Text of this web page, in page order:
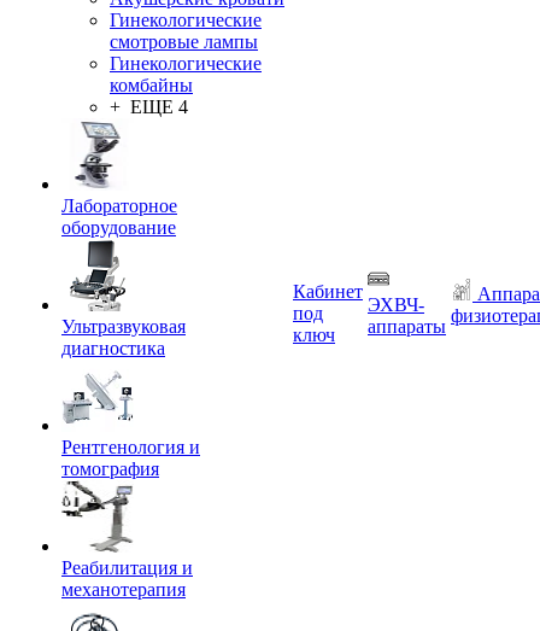
Гинекологические
смотровые лампы
Гинекологические
комбайны
+ ЕЩЕ 4
Лабораторное
оборудование
Ультразвуковая
диагностика
Рентгенология и
томография
Реабилитация и
механотерапия
Кабинет
под
ключ
ЭХВЧ-
аппараты